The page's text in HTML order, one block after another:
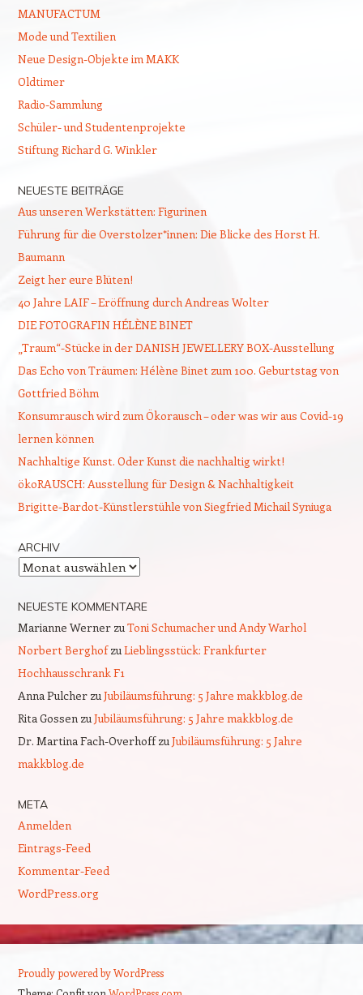
MANUFACTUM
Mode und Textilien
Neue Design-Objekte im MAKK
Oldtimer
Radio-Sammlung
Schüler- und Studentenprojekte
Stiftung Richard G. Winkler
NEUESTE BEITRÄGE
Aus unseren Werkstätten: Figurinen
Führung für die Overstolzer*innen: Die Blicke des Horst H.
Baumann
Zeigt her eure Blüten!
40 Jahre LAIF – Eröffnung durch Andreas Wolter
DIE FOTOGRAFIN HÉLÈNE BINET
„Traum“-Stücke in der DANISH JEWELLERY BOX-Ausstellung
Das Echo von Träumen: Hélène Binet zum 100. Geburtstag von
Gottfried Böhm
Konsumrausch wird zum Ökorausch – oder was wir aus Covid-19
lernen können
Nachhaltige Kunst. Oder Kunst die nachhaltig wirkt!
ökoRAUSCH: Ausstellung für Design & Nachhaltigkeit
Brigitte-Bardot-Künstlerstühle von Siegfried Michail Syniuga
ARCHIV
Archiv
NEUESTE KOMMENTARE
Marianne WernerzuToni Schumacher und Andy Warhol
Norbert BerghofzuLieblingsstück: Frankfurter
Hochhausschrank F1
Anna PulcherzuJubiläumsführung: 5 Jahre makkblog.de
Rita GossenzuJubiläumsführung: 5 Jahre makkblog.de
Dr. Martina Fach-OverhoffzuJubiläumsführung: 5 Jahre
makkblog.de
META
Anmelden
Eintrags-Feed
Kommentar-Feed
WordPress.org
Proudly powered by WordPress